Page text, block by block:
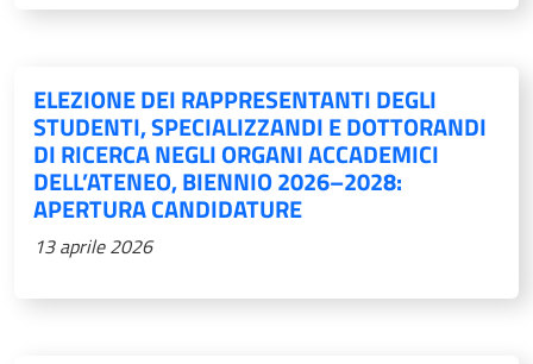
ELEZIONE DEI RAPPRESENTANTI DEGLI
STUDENTI, SPECIALIZZANDI E DOTTORANDI
DI RICERCA NEGLI ORGANI ACCADEMICI
DELL’ATENEO, BIENNIO 2026–2028:
APERTURA CANDIDATURE
13 aprile 2026